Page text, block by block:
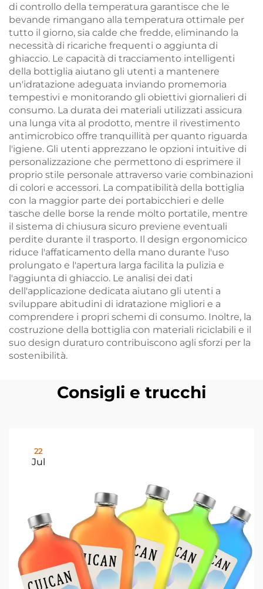
di controllo della temperatura garantisce che le
bevande rimangano alla temperatura ottimale per
tutto il giorno, sia calde che fredde, eliminando la
necessità di ricariche frequenti o aggiunta di
ghiaccio. Le capacità di tracciamento intelligenti
della bottiglia aiutano gli utenti a mantenere
un'idratazione adeguata inviando promemoria
tempestivi e monitorando gli obiettivi giornalieri di
consumo. La durata dei materiali utilizzati assicura
una lunga vita al prodotto, mentre il rivestimento
antimicrobico offre tranquillità per quanto riguarda
l'igiene. Gli utenti apprezzano le opzioni intuitive di
personalizzazione che permettono di esprimere il
proprio stile personale attraverso varie combinazioni
di colori e accessori. La compatibilità della bottiglia
con la maggior parte dei portabicchieri e delle
tasche delle borse la rende molto portatile, mentre
il sistema di chiusura sicuro previene eventuali
perdite durante il trasporto. Il design ergonomicico
riduce l'affaticamento della mano durante l'uso
prolungato e l'apertura larga facilita la pulizia e
l'aggiunta di ghiaccio. Le analisi dei dati
dell'applicazione dedicata aiutano gli utenti a
sviluppare abitudini di idratazione migliori e a
comprendere i propri schemi di consumo. Inoltre, la
costruzione della bottiglia con materiali riciclabili e il
suo design duraturo contribuiscono agli sforzi per la
sostenibilità.
Consigli e trucchi
22
Jul